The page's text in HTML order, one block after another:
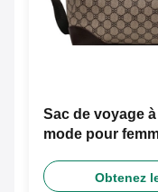
Sac de voyage
mode pour
Obtenez